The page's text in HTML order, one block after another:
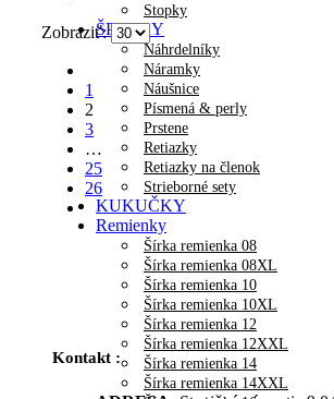
Stopky
ŠPERKY
Náhrdelníky
Náramky
Náušnice
Písmená & perly
Prstene
Retiazky
Retiazky na členok
Strieborné sety
KUKUČKY
Remienky
Šírka remienka 08
Šírka remienka 08XL
Šírka remienka 10
Šírka remienka 10XL
Šírka remienka 12
Šírka remienka 12XXL
Šírka remienka 14
Šírka remienka 14XXL
Zobraziť:
1
2
3
…
25
26
Kontakt :